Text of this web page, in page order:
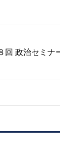
回 政治セミナ